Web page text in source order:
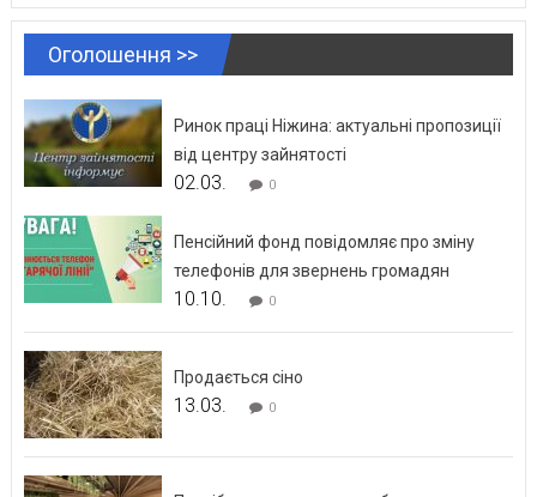
Оголошення >>
Ринок праці Ніжина: актуальні пропозиції
від центру зайнятості
02.03. 0
Пенсійний фонд повідомляє про зміну
телефонів для звернень громадян
10.10. 0
Продається сіно
13.03. 0